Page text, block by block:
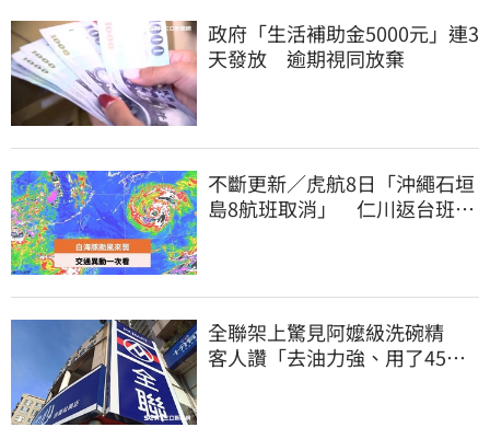
政府「生活補助金5000元」連3
天發放 逾期視同放棄
不斷更新／虎航8日「沖繩石垣
島8航班取消」 仁川返台班機
全聯架上驚見阿嬤級洗碗精
客人讚「去油力強、用了45